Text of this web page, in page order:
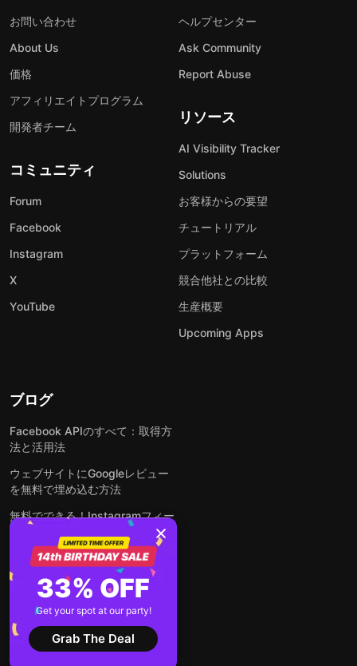
お問い合わせ
About Us
価格
アフィリエイトプログラム
開発者チーム
コミュニティ
Forum
Facebook
Instagram
X
YouTube
ヘルプセンター
Ask Community
Report Abuse
リソース
AI Visibility Tracker
Solutions
お客様からの要望
チュートリアル
プラットフォーム
競合他社との比較
生産概要
Upcoming Apps
ブログ
Facebook APIのすべて：取得方
法と活用法
ウェブサイトにGoogleレビュー
を無料で埋め込む方法
無料でできる！Instagramフィー
ドをウェブサイトに埋め込む方法
どんなウェブサイトにも無料でフ
ォームを埋め込む方法
WordPressサイトにLinkedInフ
ィードを埋め込む方法は？
全ての投稿を見る
33% OFF
Get your spot at our party!
Grab The Deal